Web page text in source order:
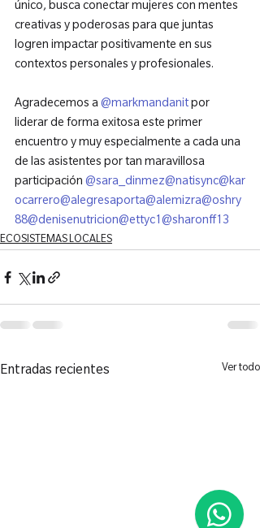
único, busca conectar mujeres con mentes
creativas y poderosas para que juntas
logren impactar positivamente en sus
contextos personales y profesionales.
Agradecemos a @markmandanit por
liderar de forma exitosa este primer
encuentro y muy especialmente a cada una
de las asistentes por tan maravillosa
participación @sara_dinmez@natisync@kar
ocarrero@alegresaporta@alemizra@oshry
88@denisenutricion@ettyc1@sharonff13
ECOSISTEMAS LOCALES
Entradas recientes Ver todo